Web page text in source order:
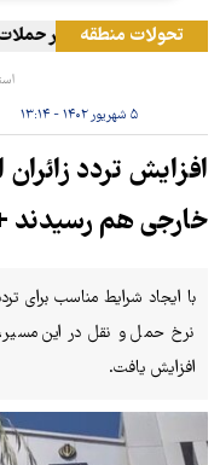
تحولات منطقهالمخا زیر حملات موشکی و
۵ شهریور ۱۴۰۲ - ۱۳:۱۴
افزایش تردد
خارجی هم رسیدند
با ایجاد شرایط مناسب برای
نرخ حمل و نقل در این مسیر،
افزایش یافت.